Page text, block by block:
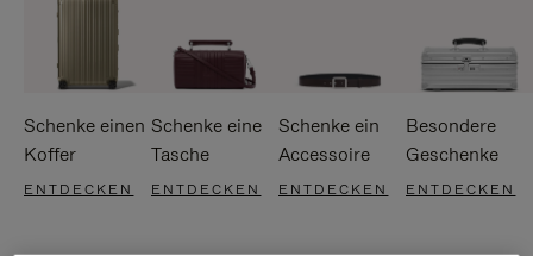
Schenke einen
Koffer
ENTDECKEN
Schenke eine
Tasche
ENTDECKEN
Schenke ein
Accessoire
ENTDECKEN
Besondere
Geschenke
ENTDECKEN